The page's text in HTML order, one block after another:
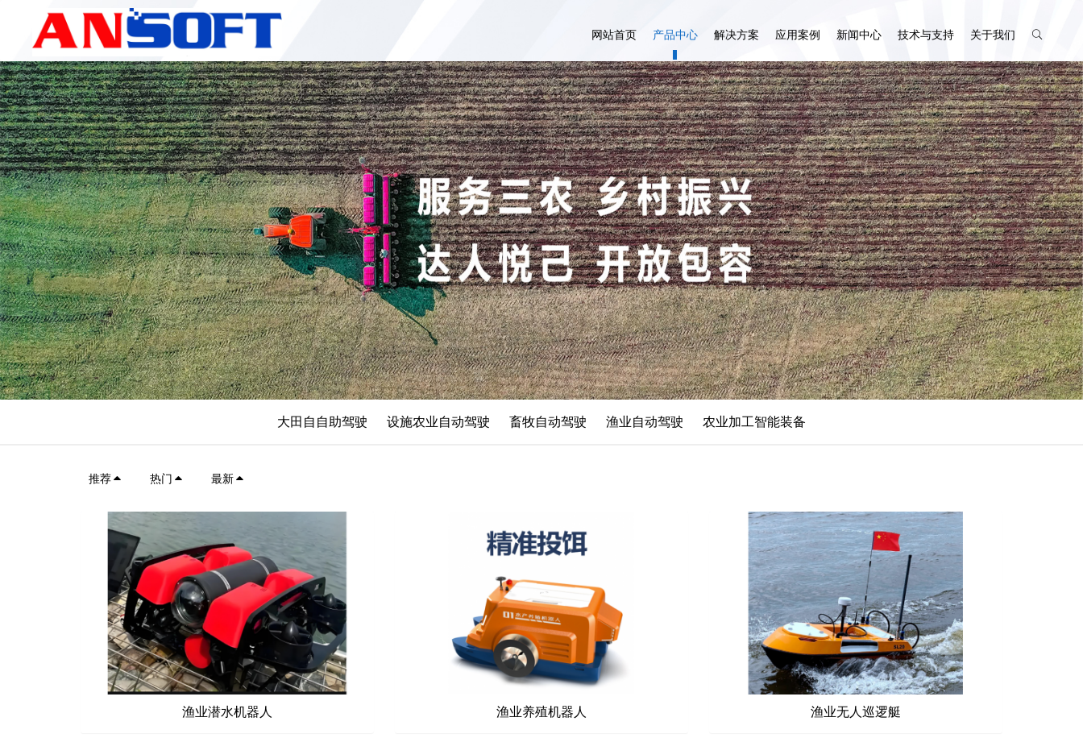
网站首页 产品中心
大田自自助驾驶 设施农业自动驾驶 畜牧自动驾驶 渔业自动驾驶 农业加工智能装备
解决方案
农业大田场景 农业果树场景 设施农业场景 智慧牧场 智慧渔业 农产品加工场景
应用案例 新闻中心
企业动态 行业资讯
技术与支持
服务流程 售后服务 下载中心 留言反馈
关于我们
企业介绍 公司资质 联系我们
大田自自助驾驶 设施农业自动驾驶 畜牧自动驾驶 渔业自动驾驶 农业加工智能装备
推荐 热门 最新
渔业潜水机器人 渔业养殖机器人 渔业无人巡逻艇